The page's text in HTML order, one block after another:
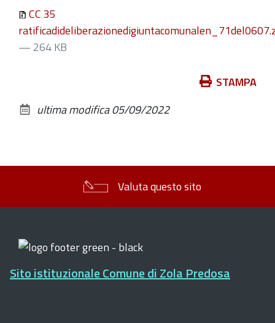
CC 35
— 264 KB
documento
STAMPA
ultima modifica05/09/2022
Valuta questo sito
Sito istituzionale Comune di Zola Predosa